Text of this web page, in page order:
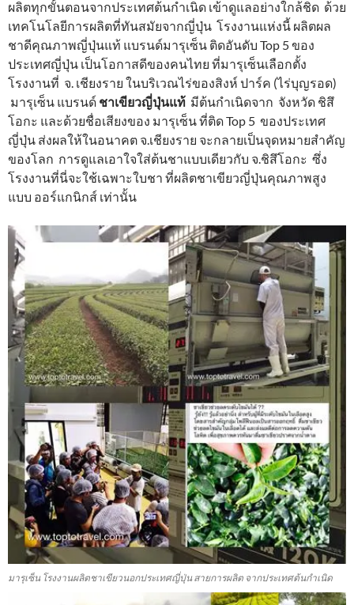
ผลิตทุกขั้นตอนจากประเทศต้นกำเนิด เข้าดูแลอย่างใกล้ชิด ด้วย
เทคโนโลยีการผลิตที่ทันสมัยจากญี่ปุ่น โรงงานแห่งนี้ ผลิตผล
ชาดีคุณภาพญี่ปุ่นแท้ แบรนด์มารุเซ็น ติดอันดับ Top 5 ของ
ประเทศญี่ปุ่น เป็นโอกาสดีของคนไทย ที่มารุเซ็นเลือกตั้ง
โรงงานที่ จ. เชียงราย ในบริเวณไร่ของสิงห์ ปาร์ค (ไร่บุญรอด)
มารุเซ็น แบรนด์ ชาเขียวญี่ปุ่นแท้ มีต้นกำเนิดจาก จังหวัด ชิสึ
โอกะ และด้วยชื่อเสียงของ มารุเซ็น ที่ติด Top 5 ของประเทศ
ญี่ปุ่น ส่งผลให้ในอนาคต จ.เชียงราย จะกลายเป็นจุดหมายสำคัญ
ของโลก การดูแลเอาใจใส่ต้นชาแบบเดียวกับ จ.ชิสึโอกะ ซึ่ง
โรงงานที่นี่จะใช้เฉพาะใบชา ที่ผลิตชาเขียวญี่ปุ่นคุณภาพสูง
แบบ ออร์แกนิกส์ เท่านั้น
มารุเซ็น โรงงานผลิตชาเขียวนอกประเทศญี่ปุ่น สายการผลิต จากประเทศต้นกำเนิด